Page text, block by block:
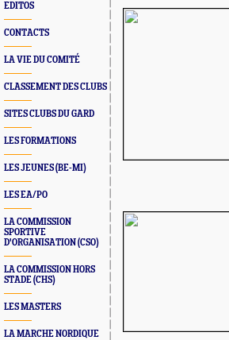
EDITOS
CONTACTS
LA VIE DU COMITÉ
CLASSEMENT DES CLUBS
SITES CLUBS DU GARD
LES FORMATIONS
LES JEUNES (BE-MI)
LES EA/PO
LA COMMISSION
SPORTIVE
D'ORGANISATION (CSO)
LA COMMISSION HORS
STADE (CHS)
LES MASTERS
LA MARCHE NORDIQUE